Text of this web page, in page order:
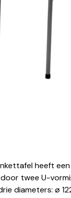
heeft
twee U-
diameters: ø